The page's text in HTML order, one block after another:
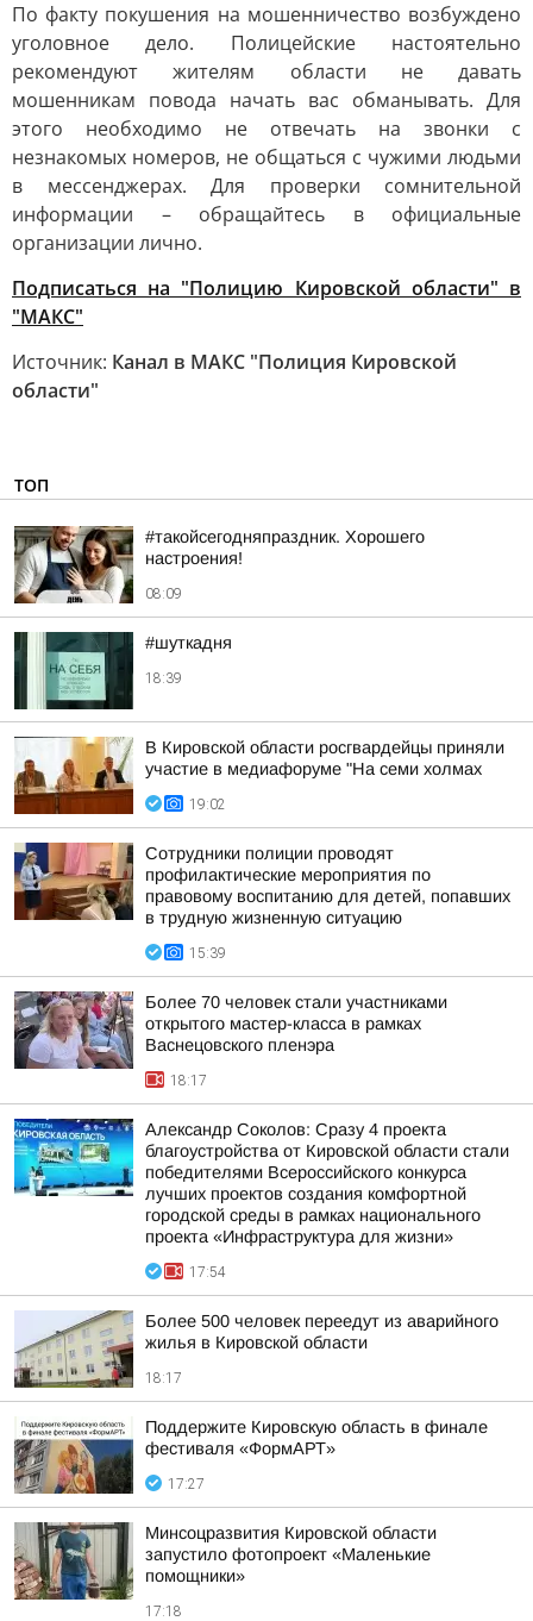
По факту покушения на мошенничество возбуждено
уголовное дело. Полицейские настоятельно
рекомендуют жителям области не давать
мошенникам повода начать вас обманывать. Для
этого необходимо не отвечать на звонки с
незнакомых номеров, не общаться с чужими людьми
в мессенджерах. Для проверки сомнительной
информации – обращайтесь в официальные
организации лично.
Подписаться на "Полицию Кировской области" в
"МАКС"
Источник: Канал в МАКС "Полиция Кировской
области"
ТОП
#такойсегодняпраздник. Хорошего
настроения!
08:09
#шуткадня
18:39
В Кировской области росгвардейцы приняли
участие в медиафоруме "На семи холмах
19:02
Сотрудники полиции проводят
профилактические мероприятия по
правовому воспитанию для детей, попавших
в трудную жизненную ситуацию
15:39
Более 70 человек стали участниками
открытого мастер-класса в рамках
Васнецовского пленэра
18:17
Александр Соколов: Сразу 4 проекта
благоустройства от Кировской области стали
победителями Всероссийского конкурса
лучших проектов создания комфортной
городской среды в рамках национального
проекта «Инфраструктура для жизни»
17:54
Более 500 человек переедут из аварийного
жилья в Кировской области
18:17
Поддержите Кировскую область в финале
фестиваля «ФормАРТ»
17:27
Минсоцразвития Кировской области
запустило фотопроект «Маленькие
помощники»
17:18